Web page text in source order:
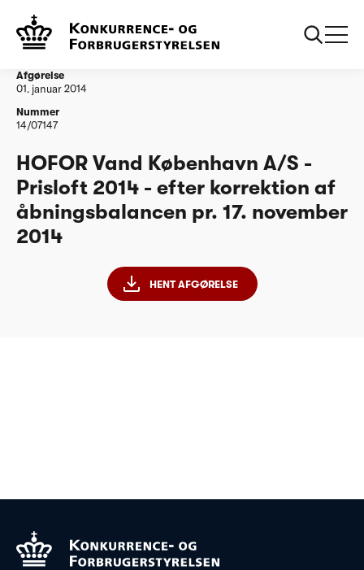
Vandtilsyn
aabningsbalance pr 171114
Afgørelse
01. januar 2014
Nummer
14/07147
HOFOR Vand København A/S -
Prisloft 2014 - efter korrektion af
åbningsbalancen pr. 17. november
2014
HENT AFGØRELSE